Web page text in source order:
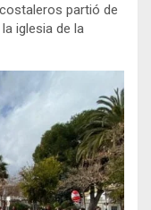
partió de
iglesia de la